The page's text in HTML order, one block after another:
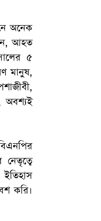
অনেক
আহত
৫
মানুষ,
অবশ্যই
করি।